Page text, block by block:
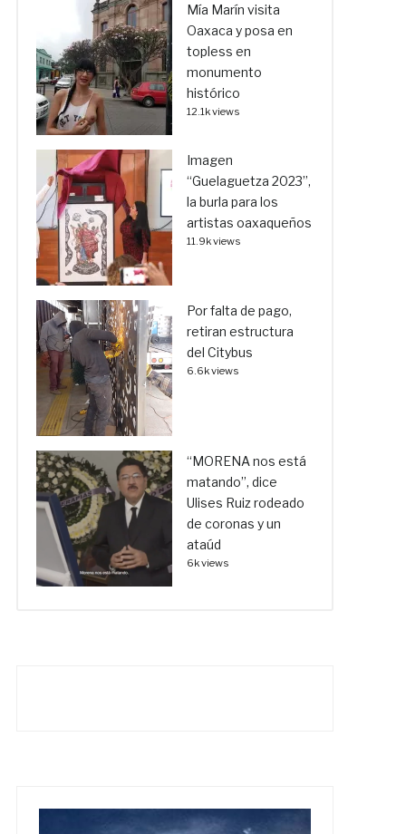
Mía Marín visita
Oaxaca y posa en
topless en
monumento
histórico
12.1k views
Imagen
“Guelaguetza 2023”,
la burla para los
artistas oaxaqueños
11.9k views
Por falta de pago,
retiran estructura
del Citybus
6.6k views
“MORENA nos está
matando”, dice
Ulises Ruiz rodeado
de coronas y un
ataúd
6k views